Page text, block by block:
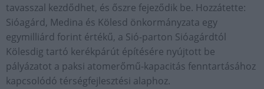
tavasszal kezdődhet, és őszre fejeződik be. Hozzátette:
Sióagárd, Medina és Kölesd önkormányzata egy
egymilliárd forint értékű, a Sió-parton Sióagárdtól
Kölesdig tartó kerékpárút építésére nyújtott be
pályázatot a paksi atomerőmű-kapacitás fenntartásához
kapcsolódó térségfejlesztési alaphoz.